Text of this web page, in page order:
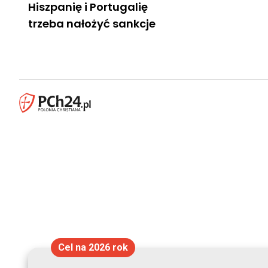
Hiszpanię i Portugalię
trzeba nałożyć sankcje
Cel na 2026 rok